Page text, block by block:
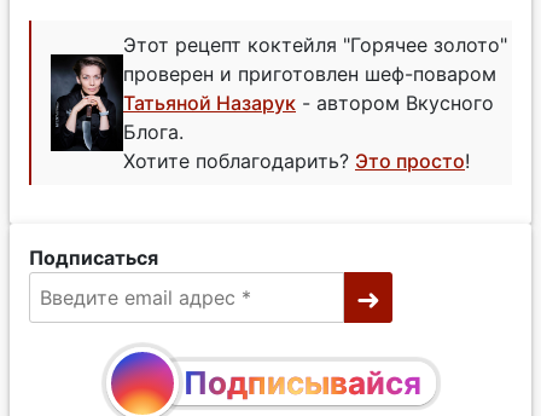
Этот рецепт коктейля "Горячее золото"
проверен и приготовлен шеф-поваром
Татьяной Назарук - автором Вкусного
Блога.
Хотите поблагодарить? Это просто!
Подписаться
Подписывайся